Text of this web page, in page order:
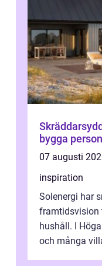
bygga
07 augusti
inspiration
Solenergi har
framtidsvision
hushåll. I
och många